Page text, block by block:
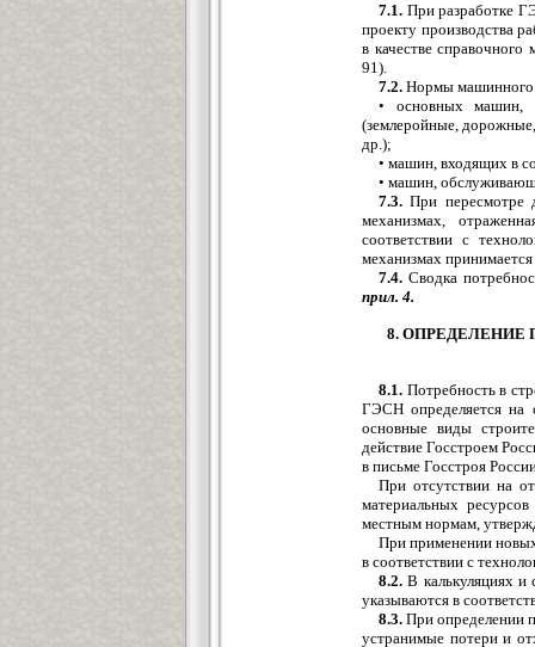
7.1. При разработке
проекту производства
в качестве
91).
7.2. Нормы машинного
• основных машин,
(землеройные,
др.);
• машин, входящих в
• машин,
7.3. При пересмотре
механизмах,
соответствии с
механизмах
7.4. Сводка
прил. 4.
8. ОПРЕДЕЛЕНИЕ
8.1. Потребность в
ГЭСН определяется на
основные виды
действие Госстроем
в письме Госстроя
При отсутствии на
материальных
местным нормам,
При применении
в соответствии с
8.2.В калькуляциях и
указываются в
8.3. При определении
устранимые потери и